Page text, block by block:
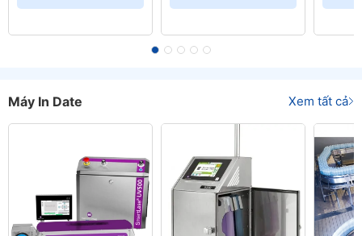
Máy In Date Xem tất cả